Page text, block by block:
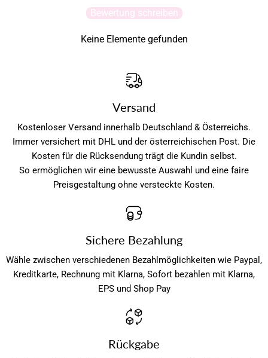
Bewertung schreiben
Keine Elemente gefunden
Versand
Kostenloser Versand innerhalb Deutschland & Österreichs.
Immer versichert mit DHL und der österreichischen Post. Die
Kosten für die Rücksendung trägt die Kundin selbst.
So ermöglichen wir eine bewusste Auswahl und eine faire
Preisgestaltung ohne versteckte Kosten.
Sichere Bezahlung
Wähle zwischen verschiedenen Bezahlmöglichkeiten wie Paypal,
Kreditkarte, Rechnung mit Klarna, Sofort bezahlen mit Klarna,
EPS und Shop Pay
Rückgabe